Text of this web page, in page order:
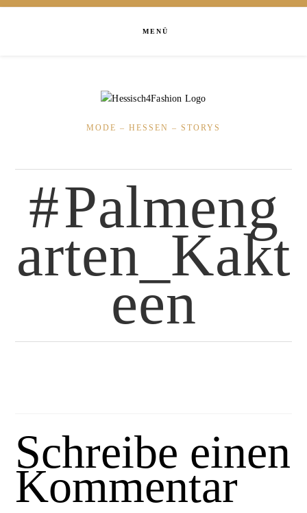
MENÜ
MODE – HESSEN – STORYS
Palmeng
arten_Kakt
een
Schreibe einen
Kommentar